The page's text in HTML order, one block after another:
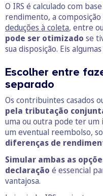
O IRS é calculado com
rendimento, a
deduções à coleta, entre
pode ser otimizado se
sua disposição. Eis
Escolher entre
separado
Os contribuintes casados
pela tributação
uma ou outra pode ter
um eventual reembolso,
diferenças de
Simular ambas as
declaração é essencial
vantajosa.